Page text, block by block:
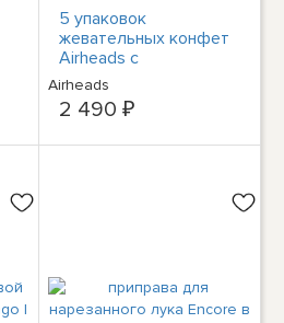
5 упаковок
жевательных конфет
Airheads с
оригинальным
фруктовым ассорти
вкусов | 2 унции
Airheads
2 490 ₽